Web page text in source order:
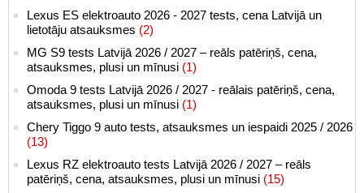
Lexus ES elektroauto 2026 - 2027 tests, cena Latvijā un
lietotāju atsauksmes (2)
MG S9 tests Latvijā 2026 / 2027 – reāls patēriņš, cena,
atsauksmes, plusi un mīnusi (1)
Omoda 9 tests Latvijā 2026 / 2027 - reālais patēriņš, cena,
atsauksmes, plusi un mīnusi (1)
Chery Tiggo 9 auto tests, atsauksmes un iespaidi 2025 / 2026
(13)
Lexus RZ elektroauto tests Latvijā 2026 / 2027 – reāls
patēriņš, cena, atsauksmes, plusi un mīnusi (15)